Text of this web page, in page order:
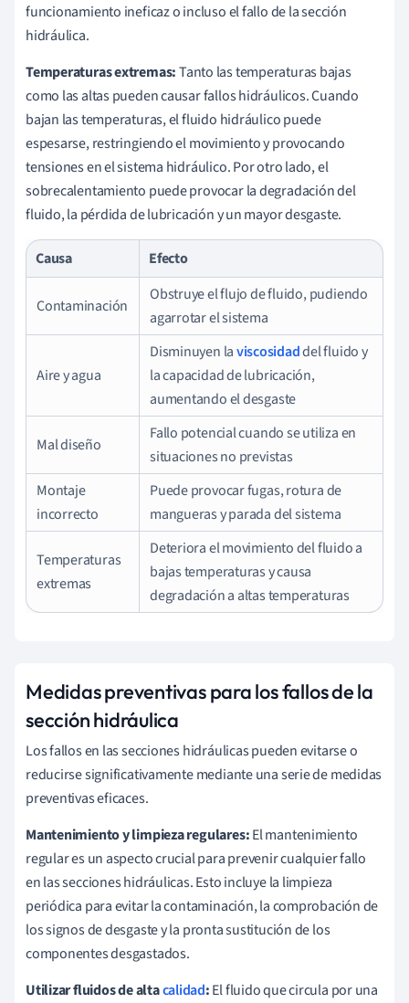
funcionamiento ineficaz o incluso el fallo de la sección
hidráulica.
Temperaturas extremas:Tanto las temperaturas bajas
como las altas pueden causar fallos hidráulicos. Cuando
bajan las temperaturas, el fluido hidráulico puede
espesarse, restringiendo el movimiento y provocando
tensiones en el sistema hidráulico. Por otro lado, el
sobrecalentamiento puede provocar la degradación del
fluido, la pérdida de lubricación y un mayor desgaste.
Causa Efecto
Contaminación
Obstruye el flujo de fluido, pudiendo
agarrotar el sistema
Aire y agua
Disminuyen laviscosidaddel fluido y
la capacidad de lubricación,
aumentando el desgaste
Mal diseño
Fallo potencial cuando se utiliza en
situaciones no previstas
Montaje
incorrecto
Puede provocar fugas, rotura de
mangueras y parada del sistema
Temperaturas
extremas
Deteriora el movimiento del fluido a
bajas temperaturas y causa
degradación a altas temperaturas
Medidas preventivas para los fallos de la
sección hidráulica
Los fallos en las secciones hidráulicas pueden evitarse o
reducirse significativamente mediante una serie de medidas
preventivas eficaces.
Mantenimiento y limpieza regulares:El mantenimiento
regular es un aspecto crucial para prevenir cualquier fallo
en las secciones hidráulicas. Esto incluye la limpieza
periódica para evitar la contaminación, la comprobación de
los signos de desgaste y la pronta sustitución de los
componentes desgastados.
Utilizar fluidos de altacalidad:El fluido que circula por una